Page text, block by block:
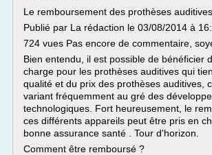
Le remboursement des prothèses auditives
Publié par La rédaction le 03/08/2014 à
724 vues Pas encore de commentaire,
Bien entendu, il est possible de bénéficier
charge pour les prothèses auditives qui
qualité et du prix des prothèses auditives,
variant fréquemment au gré des
technologiques. Fort heureusement, le
ces différents appareils peut être pris en
bonne assurance santé . Tour d'horizon.
Comment être remboursé ?